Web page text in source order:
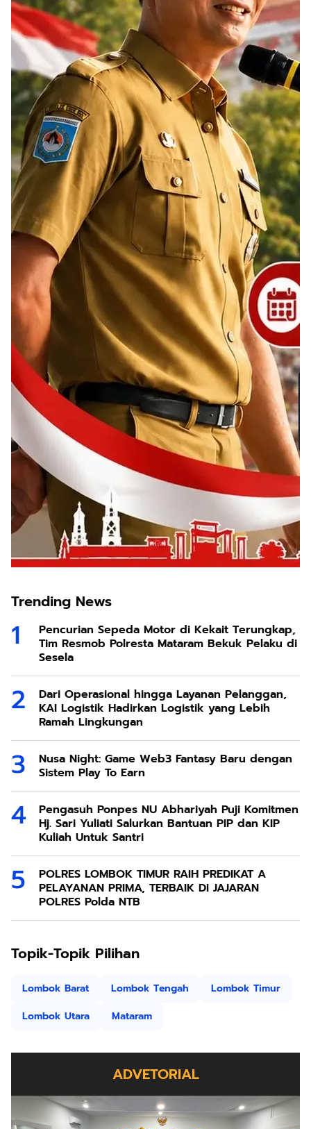
Trending News
Pencurian Sepeda Motor di Kekait Terungkap,
Tim Resmob Polresta Mataram Bekuk Pelaku di
Sesela
Dari Operasional hingga Layanan Pelanggan,
KAI Logistik Hadirkan Logistik yang Lebih
Ramah Lingkungan
Nusa Night: Game Web3 Fantasy Baru dengan
Sistem Play To Earn
Pengasuh Ponpes NU Abhariyah Puji Komitmen
Hj. Sari Yuliati Salurkan Bantuan PIP dan KIP
Kuliah Untuk Santri
POLRES LOMBOK TIMUR RAIH PREDIKAT A
PELAYANAN PRIMA, TERBAIK DI JAJARAN
POLRES Polda NTB
Topik-Topik Pilihan
Lombok Barat Lombok Tengah
Lombok Timur
Lombok Utara
Mataram
ADVETORIAL